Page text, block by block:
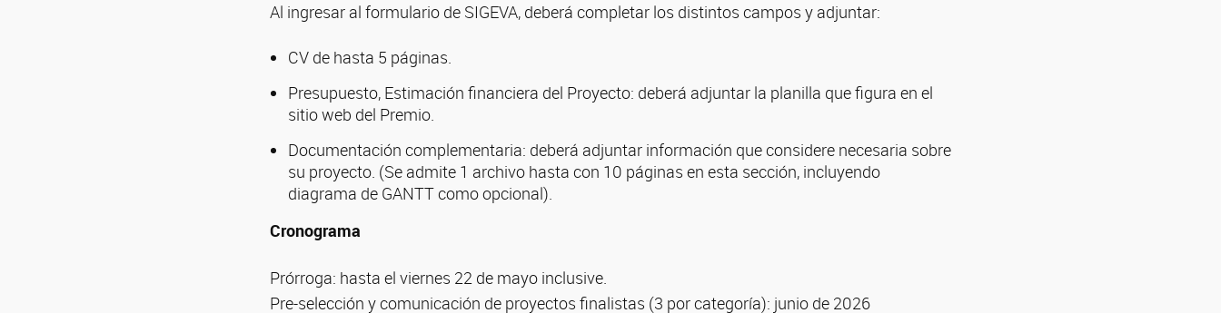
Al ingresar al formulario de SIGEVA, deberá completar los distintos campos y adjuntar:
CV de hasta 5 páginas.
Presupuesto, Estimación financiera del Proyecto: deberá adjuntar la planilla que figura en el
sitio web del Premio.
Documentación complementaria: deberá adjuntar información que considere necesaria sobre
su proyecto. (Se admite 1 archivo hasta con 10 páginas en esta sección, incluyendo
diagrama de GANTT como opcional).
Cronograma
Prórroga: hasta el viernes 22 de mayo inclusive.
Pre-selección y comunicación de proyectos finalistas (3 por categoría): junio de 2026